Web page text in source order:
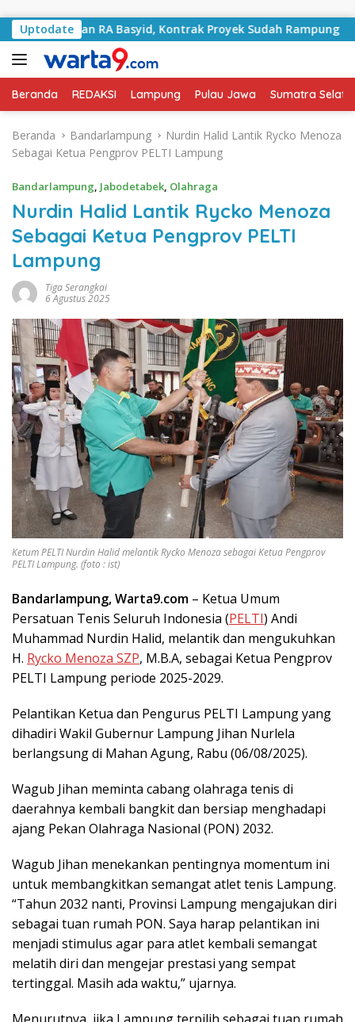
Uptodate
RA Basyid, Kontrak Proyek Sudah Rampung
Beranda REDAKSI Lampung Pulau Jawa Sumatra
Beranda Bandarlampung
Nurdin Halid Lantik Rycko Menoza
Sebagai Ketua Pengprov PELTI Lampung
Bandarlampung, Jabodetabek, Olahraga
Nurdin Halid Lantik Rycko Menoza
Sebagai Ketua Pengprov PELTI
Lampung
Tiga Serangkai
6 Agustus 2025
Ketum PELTI Nurdin Halid melantik Rycko Menoza sebagai Ketua Pengprov
PELTI Lampung. (foto : ist)
Bandarlampung, Warta9.com – Ketua Umum
Persatuan Tenis Seluruh Indonesia (PELTI) Andi
Muhammad Nurdin Halid, melantik dan mengukuhkan
H. Rycko Menoza SZP, M.B.A, sebagai Ketua Pengprov
PELTI Lampung periode 2025-2029.
Pelantikan Ketua dan Pengurus PELTI Lampung yang
dihadiri Wakil Gubernur Lampung Jihan Nurlela
berlangsung di Mahan Agung, Rabu (06/08/2025).
Wagub Jihan meminta cabang olahraga tenis di
daerahnya kembali bangkit dan bersiap menghadapi
ajang Pekan Olahraga Nasional (PON) 2032.
Wagub Jihan menekankan pentingnya momentum ini
untuk membangkitkan semangat atlet tenis Lampung.
“Tahun 2032 nanti, Provinsi Lampung mengajukan diri
sebagai tuan rumah PON. Saya harap pelantikan ini
menjadi stimulus agar para atlet kembali semangat
melatih diri dan mengejar prestasi yang sempat
tertinggal. Masih ada waktu,” ujarnya.